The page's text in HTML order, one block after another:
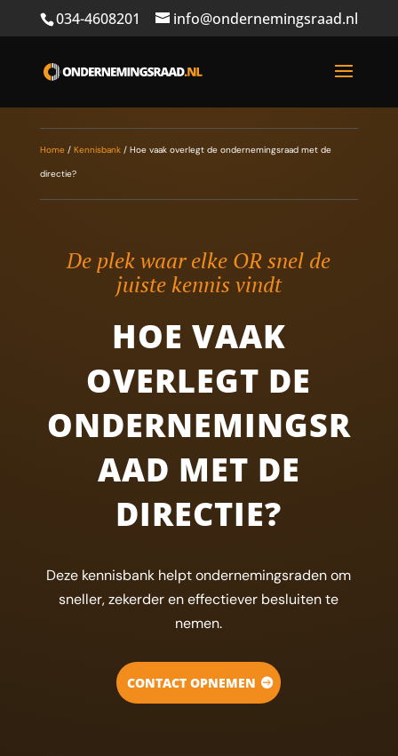
034-4608201 info@ondernemingsraad.nl
Home/ Kennisbank/ Hoe vaak overlegt de ondernemingsraad met de
directie?
De plek waar elke OR snel de
juiste kennis vindt
HOE VAAK
OVERLEGT DE
ONDERNEMINGSR
AAD MET DE
DIRECTIE?
Deze kennisbank helpt ondernemingsraden om
sneller, zekerder en effectiever besluiten te
nemen.
CONTACT OPNEMEN